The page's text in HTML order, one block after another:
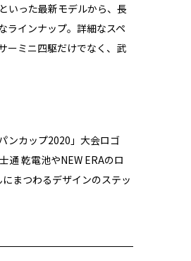
いった最新モデルから、長
ラインナップ。詳細なスペ
ーミニ四駆だけでなく、武
ンカップ2020」大会ロゴ
通 乾電池やNEW ERAのロ
まつわるデザインのステッ